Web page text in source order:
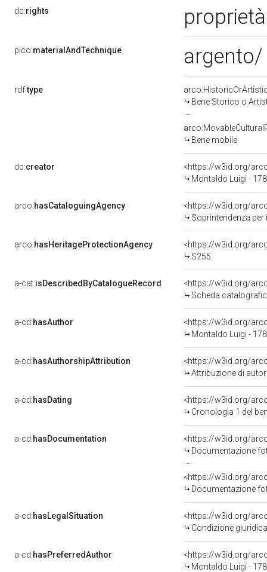
dc:rights
pico:materialAndTechnique
rdf:type
Bene Storico o
Bene mobile
dc:creator
<https://w3id.org/
Montaldo Luigi -
arco:hasCataloguingAgency
<https://w3id.org/
Soprintendenza per i
arco:hasHeritageProtectionAgency
<https://w3id.org/
S255
a-cat:isDescribedByCatalogueRecord
<https://w3id.org/
Scheda
a-cd:hasAuthor
<https://w3id.org/
Montaldo Luigi -
a-cd:hasAuthorshipAttribution
<https://w3id.org/
Attribuzione di
a-cd:hasDating
<https://w3id.org/
Cronologia 1 del
a-cd:hasDocumentation
Documentazione
Documentazione
a-cd:hasLegalSituation
Condizione
a-cd:hasPreferredAuthor
<https://w3id.org/
Montaldo Luigi -